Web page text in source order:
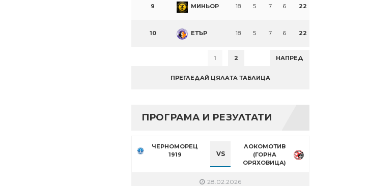
9 МИНЬОР 18 5 7 6 22
10 ЕТЪР 18 5 7 6 22
1 2 НАПРЕД
ПРЕГЛЕДАЙ ЦЯЛАТА ТАБЛИЦА
ПРОГРАМА И РЕЗУЛТАТИ
ЧЕРНОМОРЕЦ
1919
VS
ЛОКОМОТИВ
(ГОРНА
ОРЯХОВИЦА)
28.02.2026